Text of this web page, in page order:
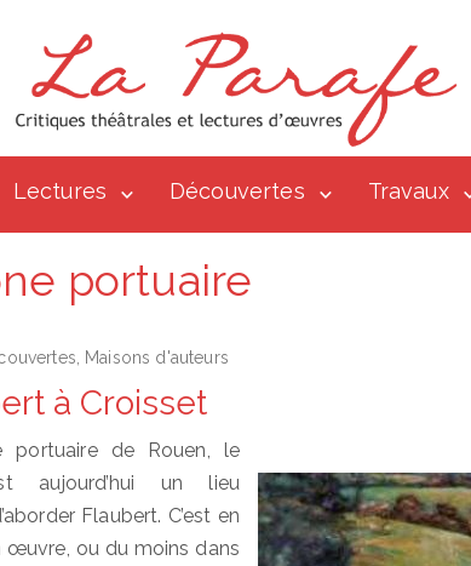
Lectures Découvertes Travaux
portuaire
Maisons d'auteurs
à Croisset
de Rouen, le
aujourd’hui un lieu
Flaubert. C’est en
œuvre, ou du moins dans